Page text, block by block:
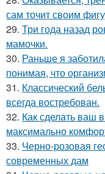
сам точит своим
29. Три года назад
мамочки.
30. Раньше я
понимая, что
31. Классический
всегда востребован.
32. Как сделать ваш
максимально
33. Черно-розовая
современных дам